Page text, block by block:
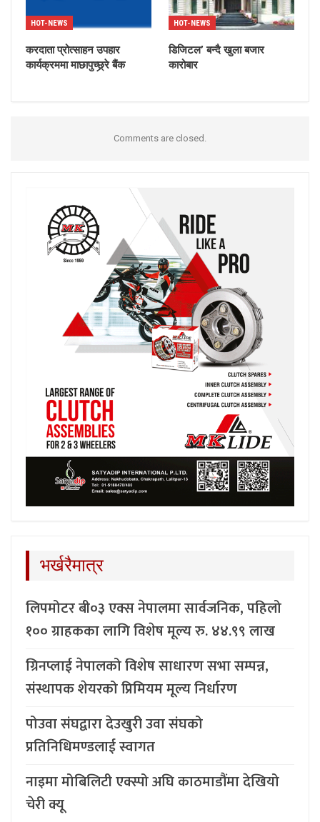
HOT-NEWS
करदाता प्रोत्साहन उपहार
कार्यक्रममा माछापुच्छ्र्रे बैंक
HOT-NEWS
डिजिटल’ बन्दै खुला बजार
कारोबार
Comments are closed.
भर्खरैमात्र
लिपमोटर बी०३ एक्स नेपालमा सार्वजनिक, पहिलो
१०० ग्राहकका लागि विशेष मूल्य रु. ४४.९९ लाख
ग्रिनप्लाई नेपालको विशेष साधारण सभा सम्पन्न,
संस्थापक शेयरको प्रिमियम मूल्य निर्धारण
पोउवा संघद्वारा देउखुरी उवा संघको
प्रतिनिधिमण्डलाई स्वागत
नाइमा मोबिलिटी एक्स्पो अघि काठमाडौंमा देखियो
चेरी क्यू